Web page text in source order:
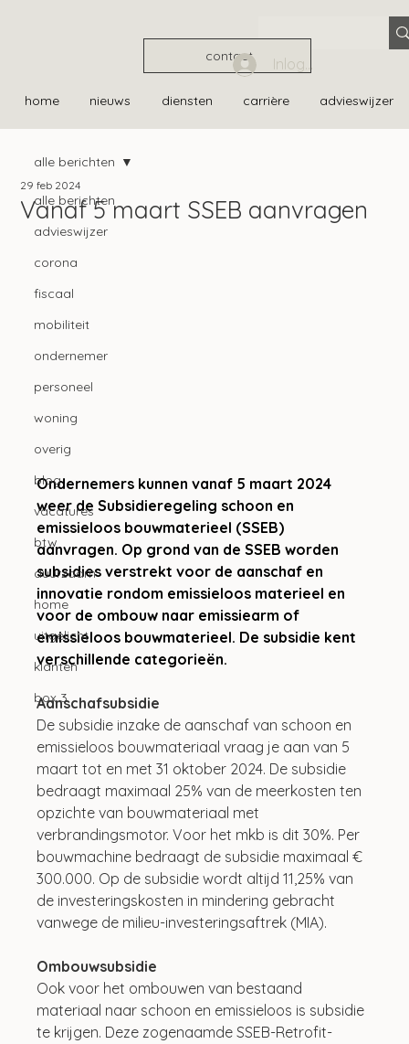
contact
home nieuws diensten carrière advieswijzer
Inloggen
alle berichten
advieswijzer
corona
fiscaal
mobiliteit
ondernemer
personeel
woning
overig
blog
vacatures
btw
duurzaam
home
uitgelicht
klanten
box 3
alle berichten
Vanaf 5 maart SSEB aanvragen
29 feb 2024
Ondernemers kunnen vanaf 5 maart 2024
weer de Subsidieregeling schoon en
emissieloos bouwmaterieel (SSEB)
aanvragen. Op grond van de SSEB worden
subsidies verstrekt voor de aanschaf en
innovatie rondom emissieloos materieel en
voor de ombouw naar emissiearm of
emissieloos bouwmaterieel. De subsidie kent
verschillende categorieën.
Aanschafsubsidie
De subsidie inzake de aanschaf van schoon en
emissieloos bouwmateriaal vraag je aan van 5
maart tot en met 31 oktober 2024. De subsidie
bedraagt maximaal 25% van de meerkosten ten
opzichte van bouwmateriaal met
verbrandingsmotor. Voor het mkb is dit 30%. Per
bouwmachine bedraagt de subsidie maximaal €
300.000. Op de subsidie wordt altijd 11,25% van
de investeringskosten in mindering gebracht
vanwege de milieu-investeringsaftrek (MIA).
Ombouwsubsidie
Ook voor het ombouwen van bestaand
materiaal naar schoon en emissieloos is subsidie
te krijgen. Deze zogenaamde SSEB-Retrofit-